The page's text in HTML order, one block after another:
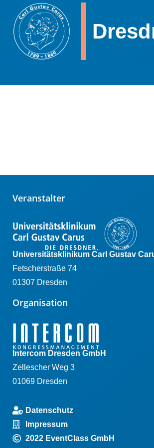
Veranstalter
Universitätsklinikum Carl Gustav
Fetscherstraße 74
01307 Dresden
Organisation
Intercom Dresden GmbH
Zellescher Weg 3
01069 Dresden
Datenschutz
Impressum
2022 EventClass GmbH